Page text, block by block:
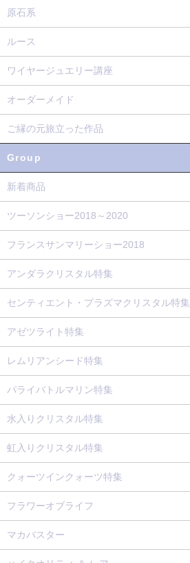
原石系
ルース
ワイヤージュエリー講座
オーダーメイド
ご縁の元旅立った作品
Group
新着商品
ツーソンショー2018～2020
フランスサンマリーショー2018
アンダラクリスタル特集
センティエント・プラズマクリスタル特集
アゼツライト特集
レムリアンシード特集
パライバトルマリン特集
水入りクリスタル特集
虹入りクリスタル特集
クォーツインクォーツ特集
フラワーオブライフ
マカバスター